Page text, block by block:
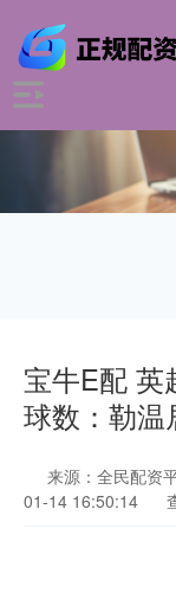
宝牛E配 英
球数：勒温
来源：全民配资
01-14 16:50:14